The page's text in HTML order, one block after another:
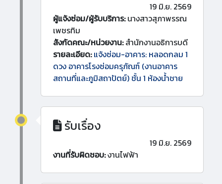
19 มิ.ย. 2569
ผู้แจ้งซ่อม/ผู้รับบริการ:นางสาวสุภาพรรณ
เพชรทิม
สังกัดคณะ/หน่วยงาน:สำนักงานอธิการบดี
รายละเอียด: แจ้งซ่อม-อาคาร: หลอดกลม 1
ดวง อาคารโรงซ่อมครุภัณฑ์ (งานอาคาร
สถานที่และภูมิสถาปัตย์) ชั้น 1 ห้องน้ำชาย
รับเรื่อง
19 มิ.ย. 2569
งานที่รับผิดชอบ:งานไฟฟ้า